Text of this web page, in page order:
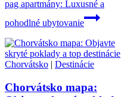
pag apartmány: Luxusné a
pohodlné ubytovanie
Chorvátsko | Destinácie
Chorvátsko mapa: